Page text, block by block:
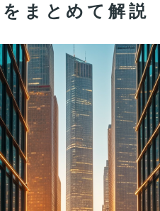
まとめて解説